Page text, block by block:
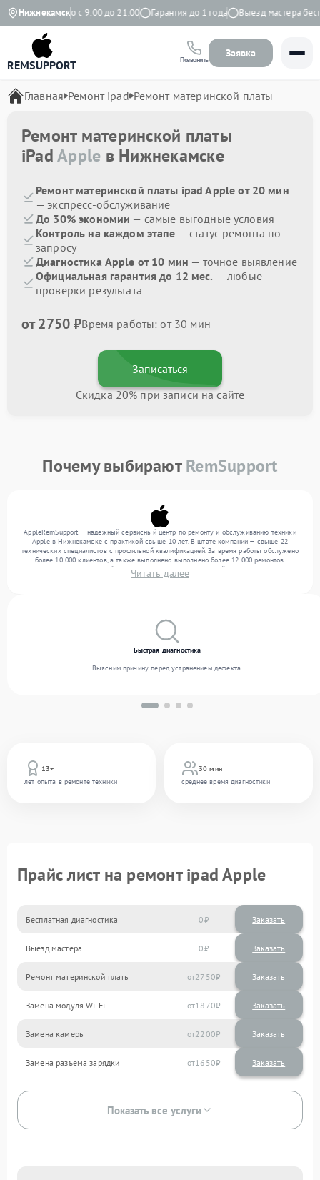
Нижнекамск
Ежедневно с 9:00 до 21:00 Гарантия до 1 года Выезд мастера
REMSUPPORT Позвонить
Заявка
Главная Ремонт ipad Ремонт материнской платы
Ремонт материнской платы
iPadApple в Нижнекамске
Ремонт материнской платы ipad Apple от 20 мин
— экспресс-обслуживание
До 30% экономии — самые выгодные условия
Контроль на каждом этапе — статус ремонта по
запросу
Диагностика Apple от 10 мин — точное выявление
Официальная гарантия до 12 мес. — любые
проверки результата
от 2750 ₽Время работы: от 30 мин
Записаться
Скидка 20% при записи на сайте
Почему выбираютRemSupport
AppleRemSupport — надежный сервисный центр по ремонту и обслуживанию техники
Apple в Нижнекамске с практикой свыше 10 лет. В штате компании — свыше 22
технических специалистов с профильной квалификацией. За время работы обслужено
более 10 000 клиентов, а также выполнено выполнено более 12 000 ремонтов.
Ежемесячно в сервисный центр поступает более 300 устройств, включая , , . Мы
беремся за задачи любой сложности и поддерживаем высокий стандарт качества
Читать далее
13+
лет опыта в ремонте техники
30 мин
среднее время диагностики
Быстрая диагностика
Выясним причину перед устранением дефекта.
Прайс лист на ремонт ipad Apple
Бесплатная диагностика 0 Заказать
Выезд мастера 0 Заказать
Ремонт материнской платы 2750
Замена модуля Wi-Fi 1870
Замена камеры 2200
Замена разъема зарядки 1650
Показать все услуги